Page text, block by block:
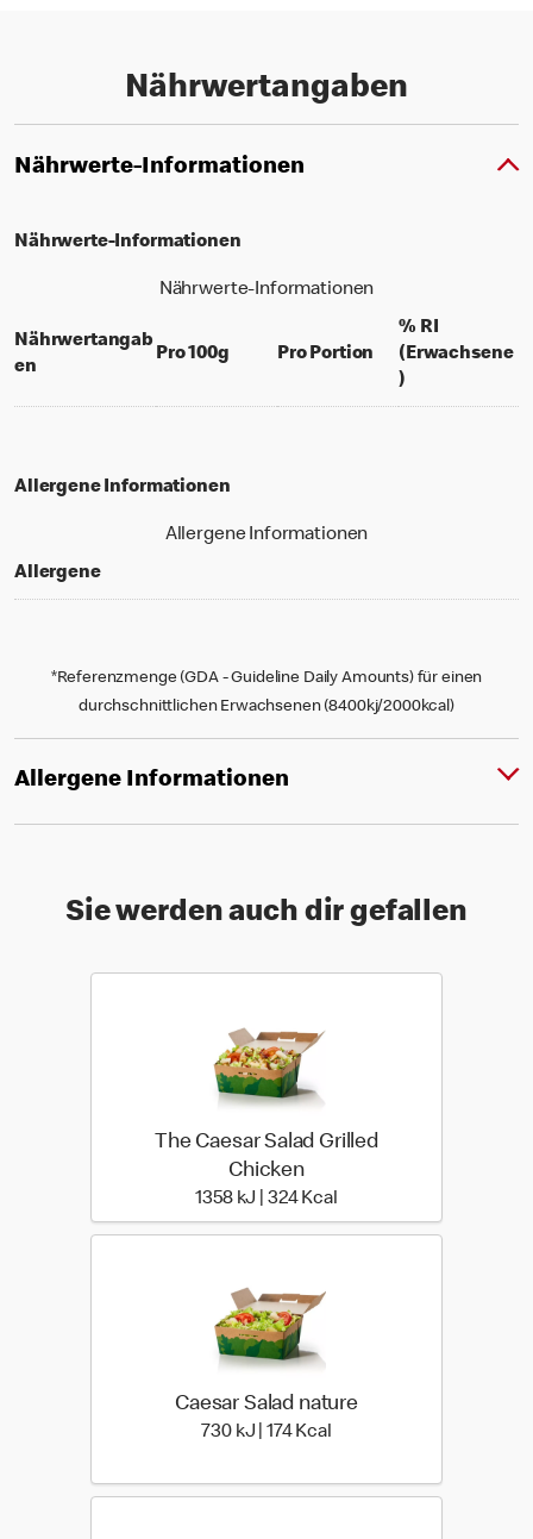
Nährwertangaben
Nährwerte-Informationen
Nährwerte-Informationen
Nährwerte-Informationen
Nährwertangab
en
Pro 100gper 100 grams
Pro Portion per portion
% RI
(Erwachsene
)% daily value
Allergene Informationen
Allergene Informationen
Allergene
*Referenzmenge (GDA - Guideline Daily Amounts) für einen
durchschnittlichen Erwachsenen (8400kj/2000kcal)
Allergene Informationen
Sie werden auch dir gefallen
The Caesar Salad Grilled
Chicken
1358 kJ | 324 Kcal
Caesar Salad nature
730 kJ | 174 Kcal